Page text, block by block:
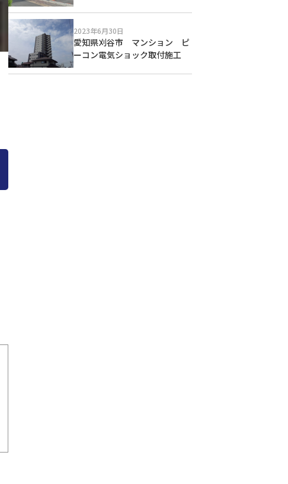
2023年6月30日
愛知県刈谷市 マンション ピ
ーコン電気ショック取付施工